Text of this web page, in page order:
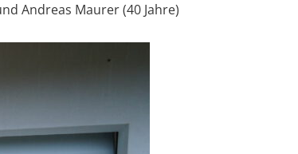
Andreas Maurer (40 Jahre)